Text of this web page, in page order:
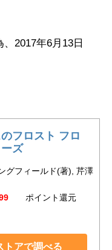
2017年6月13日
フロスト フロ
ズ
グフィールド(著), 芹澤
ポイント還元
トアで調べる